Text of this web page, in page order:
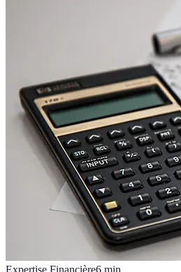
Expertise Financière6 min